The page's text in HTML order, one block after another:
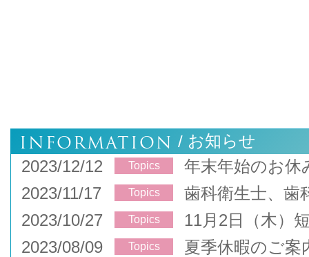
INFORMATION / お知らせ
2023/12/12
Topics
年末年始のお休
2023/11/17
Topics
歯科衛生士、歯
2023/10/27
Topics
11月2日（木）
2023/08/09
Topics
夏季休暇のご案